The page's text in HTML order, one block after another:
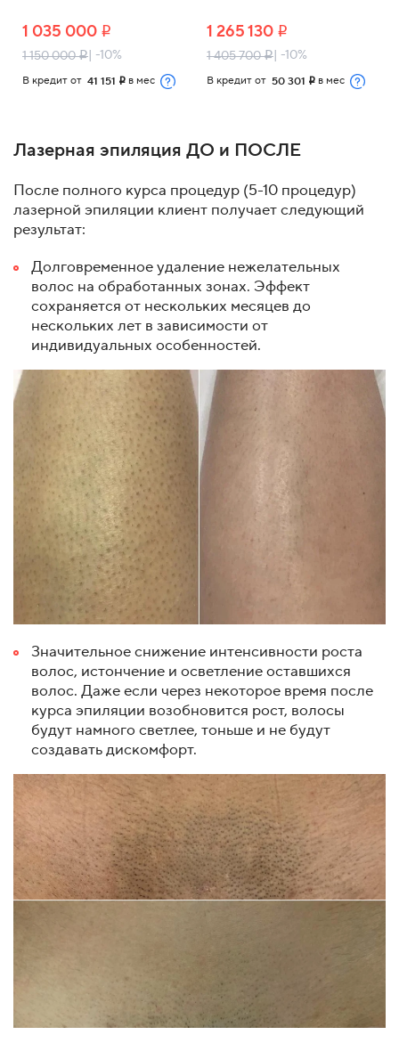
1 035 000 i
1 150 000i| -10%
В кредит от 41 151 i в мес
1 265 130 i
1 405 700i| -10%
В кредит от 50 301 i в мес
Лазерная эпиляция ДО и ПОСЛЕ
После полного курса процедур (5-10 процедур)
лазерной эпиляции клиент получает следующий
результат:
Долговременное удаление нежелательных
волос на обработанных зонах. Эффект
сохраняется от нескольких месяцев до
нескольких лет в зависимости от
индивидуальных особенностей.
Значительное снижение интенсивности роста
волос, истончение и осветление оставшихся
волос. Даже если через некоторое время после
курса эпиляции возобновится рост, волосы
будут намного светлее, тоньше и не будут
создавать дискомфорт.